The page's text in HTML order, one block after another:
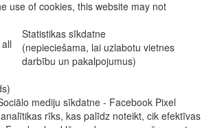
use of cookies, this website may not
Statistikas sīkdatne
(nepieciešama, lai uzlabotu vietnes
darbību un pakalpojumus)
mediju sīkdatne - Facebook Pixel
rīks, kas palīdz noteikt, cik efektīvas